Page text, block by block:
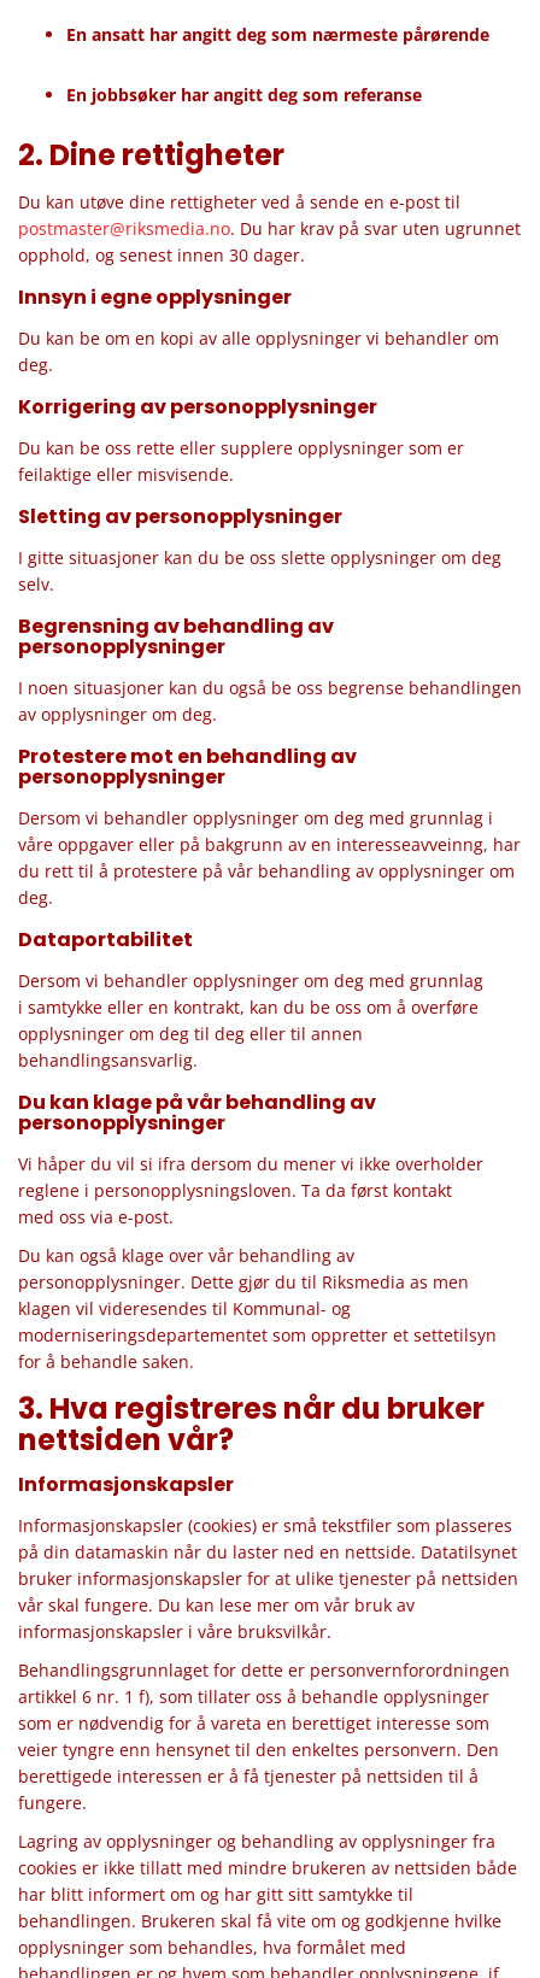
En ansatt har angitt deg som nærmeste pårørende
En jobbsøker har angitt deg som referanse
2. Dine rettigheter
Du kan utøve dine rettigheter ved å sende en e-post til
postmaster@riksmedia.no. Du har krav på svar uten ugrunnet
opphold, og senest innen 30 dager.
Innsyn i egne opplysninger
Du kan be om en kopi av alle opplysninger vi behandler om
deg.
Korrigering av personopplysninger
Du kan be oss rette eller supplere opplysninger som er
feilaktige eller misvisende.
Sletting av personopplysninger
I gitte situasjoner kan du be oss slette opplysninger om deg
selv.
Begrensning av behandling av
personopplysninger
I noen situasjoner kan du også be oss begrense behandlingen
av opplysninger om deg.
Protestere mot en behandling av
personopplysninger
Dersom vi behandler opplysninger om deg med grunnlag i
våre oppgaver eller på bakgrunn av en interesseavveinng, har
du rett til å protestere på vår behandling av opplysninger om
deg.
Dataportabilitet
Dersom vi behandler opplysninger om deg med grunnlag
i samtykke eller en kontrakt, kan du be oss om å overføre
opplysninger om deg til deg eller til annen
behandlingsansvarlig.
Du kan klage på vår behandling av
personopplysninger
Vi håper du vil si ifra dersom du mener vi ikke overholder
reglene i personopplysningsloven. Ta da først kontakt
med oss via e-post.
Du kan også klage over vår behandling av
personopplysninger. Dette gjør du til Riksmedia as men
klagen vil videresendes til Kommunal- og
moderniseringsdepartementet som oppretter et settetilsyn
for å behandle saken.
3. Hva registreres når du bruker
nettsiden vår?
Informasjonskapsler
Informasjonskapsler (cookies) er små tekstfiler som plasseres
på din datamaskin når du laster ned en nettside. Datatilsynet
bruker informasjonskapsler for at ulike tjenester på nettsiden
vår skal fungere. Du kan lese mer om vår bruk av
informasjonskapsler i våre bruksvilkår.
Behandlingsgrunnlaget for dette er personvernforordningen
artikkel 6 nr. 1 f), som tillater oss å behandle opplysninger
som er nødvendig for å vareta en berettiget interesse som
veier tyngre enn hensynet til den enkeltes personvern. Den
berettigede interessen er å få tjenester på nettsiden til å
fungere.
Lagring av opplysninger og behandling av opplysninger fra
cookies er ikke tillatt med mindre brukeren av nettsiden både
har blitt informert om og har gitt sitt samtykke til
behandlingen. Brukeren skal få vite om og godkjenne hvilke
opplysninger som behandles, hva formålet med